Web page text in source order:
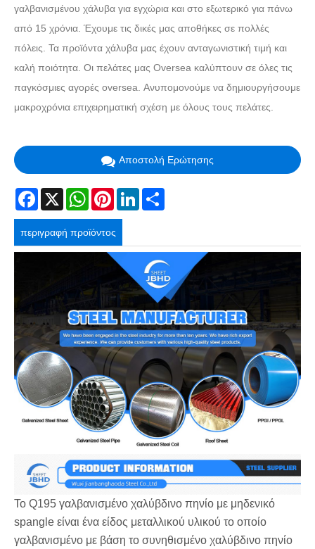
γαλβανισμένου χάλυβα για εγχώρια και στο εξωτερικό για πάνω
από 15 χρόνια. Έχουμε τις δικές μας αποθήκες σε πολλές
πόλεις. Τα προϊόντα χάλυβα μας έχουν ανταγωνιστική τιμή και
καλή ποιότητα. Οι πελάτες μας Oversea καλύπτουν σε όλες τις
παγκόσμιες αγορές oversea. Ανυπομονούμε να δημιουργήσουμε
μακροχρόνια επιχειρηματική σχέση με όλους τους πελάτες.
Αποστολή Ερώτησης
Facebook
X WhatsAppPinterestLinkedIn
περιγραφή προϊόντος
Το Q195 γαλβανισμένο χαλύβδινο πηνίο με μηδενικό
spangle είναι ένα είδος μεταλλικού υλικού το οποίο
γαλβανισμένο με βάση το συνηθισμένο χαλύβδινο πηνίο